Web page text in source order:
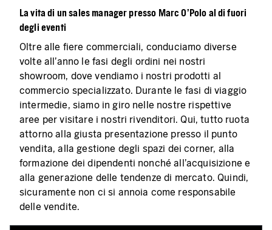
La vita di un sales manager presso Marc O'Polo al di fuori
degli eventi
Oltre alle fiere commerciali, conduciamo diverse
volte all'anno le fasi degli ordini nei nostri
showroom, dove vendiamo i nostri prodotti al
commercio specializzato. Durante le fasi di viaggio
intermedie, siamo in giro nelle nostre rispettive
aree per visitare i nostri rivenditori. Qui, tutto ruota
attorno alla giusta presentazione presso il punto
vendita, alla gestione degli spazi dei corner, alla
formazione dei dipendenti nonché all'acquisizione e
alla generazione delle tendenze di mercato. Quindi,
sicuramente non ci si annoia come responsabile
delle vendite.